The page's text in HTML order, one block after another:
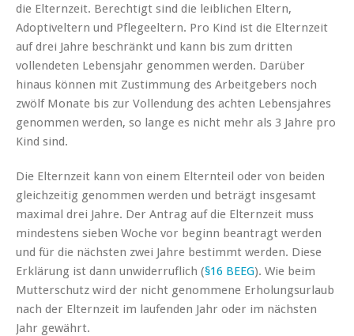
die Elternzeit. Berechtigt sind die leiblichen Eltern,
Adoptiveltern und Pflegeeltern. Pro Kind ist die Elternzeit
auf drei Jahre beschränkt und kann bis zum dritten
vollendeten Lebensjahr genommen werden. Darüber
hinaus können mit Zustimmung des Arbeitgebers noch
zwölf Monate bis zur Vollendung des achten Lebensjahres
genommen werden, so lange es nicht mehr als 3 Jahre pro
Kind sind.
Die Elternzeit kann von einem Elternteil oder von beiden
gleichzeitig genommen werden und beträgt insgesamt
maximal drei Jahre. Der Antrag auf die Elternzeit muss
mindestens sieben Woche vor beginn beantragt werden
und für die nächsten zwei Jahre bestimmt werden. Diese
Erklärung ist dann unwiderruflich (§16 BEEG). Wie beim
Mutterschutz wird der nicht genommene Erholungsurlaub
nach der Elternzeit im laufenden Jahr oder im nächsten
Jahr gewährt.